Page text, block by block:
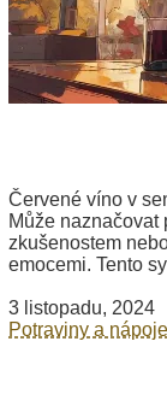
Červené víno v
Může naznačovat
zkušenostem
emocemi. Tento
3 listopadu, 2024
Potraviny a nápoje